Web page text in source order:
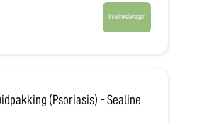
In winkelwagen
(psoriasis) - Sealine